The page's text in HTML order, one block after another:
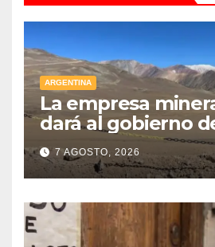
ARGENTINA
La empresa
dará al gobierno
U$D 250 millones
aporte
reembolsable
7 AGOSTO, 2026